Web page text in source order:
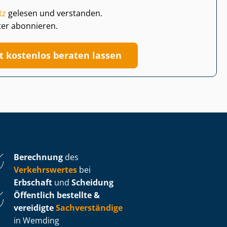
gelesen und verstanden.
abonnieren.
kostenlos beraten lassen
Berechnung des
Verkehrswertes bei
Erbschaft und Scheidung
Öffentlich bestellte &
vereidigteSachverständige
in Wemding